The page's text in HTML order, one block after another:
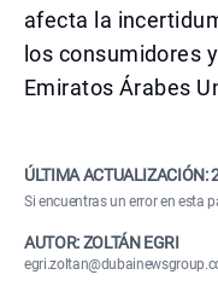
afecta la
los consumidores
Emiratos Árabes
ÚLTIMA ACTUALIZACIÓN:
Si encuentras un error en esta
AUTOR: ZOLTÁN EGRI